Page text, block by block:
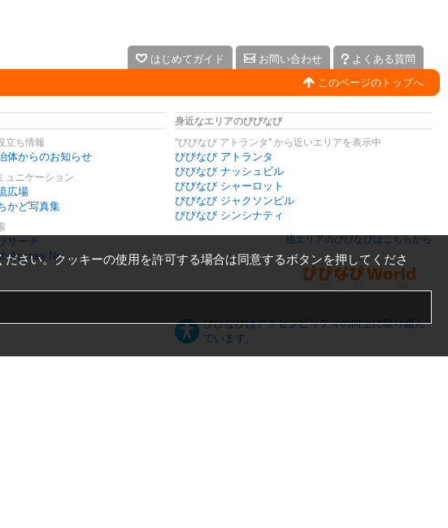
はじめてガイド お問い合わせ
よくある質問
このページのトップへ
立ち情報
体からのお知らせ
ュニケーション
広場
かど写真集
サーチ
Access No.
身近なエリアのびびなび
"びびなび アトランタ" から近いエリアを表示中
びびなび アトランタ
びびなび ナッシュビル
びびなび シャーロット
びびなび ジャクソンビル
びびなび シンシナティ
他エリアのびびなびはこちらから
びびなびはアクセシビリティの向上に取り組ん
でいます。
ださい。クッキーの使用を許可する場合は同意するボタンを押してくださ